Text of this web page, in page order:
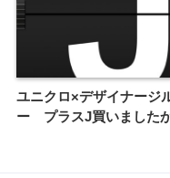
ユニクロ×デザイナージ
ー プラスJ買いました